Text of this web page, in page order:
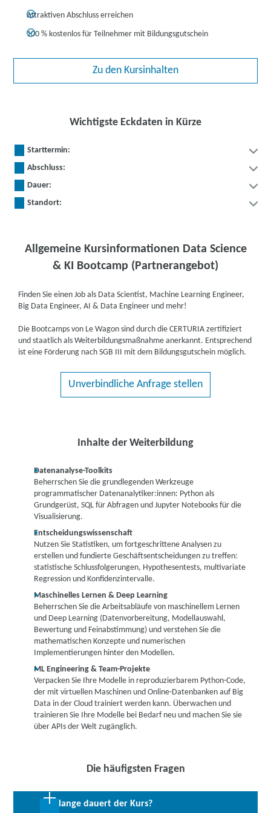
Attraktiven Abschluss erreichen
100 % kostenlos für Teilnehmer mit Bildungsgutschein
Zu den Kursinhalten
Wichtigste Eckdaten in Kürze
Starttermin:
Abschluss:
Dauer:
Standort:
Allgemeine Kursinformationen Data Science
& KI Bootcamp (Partnerangebot)
Finden Sie einen Job als Data Scientist, Machine Learning Engineer,
Big Data Engineer, AI & Data Engineer und mehr!
Die Bootcamps von Le Wagon sind durch die CERTURIA zertifiziert
und staatlich als Weiterbildungsmaßnahme anerkannt. Entsprechend
ist eine Förderung nach SGB III mit dem Bildungsgutschein möglich.
Unverbindliche Anfrage stellen
Inhalte der Weiterbildung
Datenanalyse-Toolkits
Beherrschen Sie die grundlegenden Werkzeuge
programmatischer Datenanalytiker:innen: Python als
Grundgerüst, SQL für Abfragen und Jupyter Notebooks für die
Visualisierung.
Entscheidungswissenschaft
Nutzen Sie Statistiken, um fortgeschrittene Analysen zu
erstellen und fundierte Geschäftsentscheidungen zu treffen:
statistische Schlussfolgerungen, Hypothesentests, multivariate
Regression und Konfidenzintervalle.
Maschinelles Lernen & Deep Learning
Beherrschen Sie die Arbeitsabläufe von maschinellem Lernen
und Deep Learning (Datenvorbereitung, Modellauswahl,
Bewertung und Feinabstimmung) und verstehen Sie die
mathematischen Konzepte und numerischen
Implementierungen hinter den Modellen.
ML Engineering & Team-Projekte
Verpacken Sie Ihre Modelle in reproduzierbarem Python-Code,
der mit virtuellen Maschinen und Online-Datenbanken auf Big
Data in der Cloud trainiert werden kann. Überwachen und
trainieren Sie Ihre Modelle bei Bedarf neu und machen Sie sie
über APIs der Welt zugänglich.
Die häufigsten Fragen
Wie lange dauert der Kurs?